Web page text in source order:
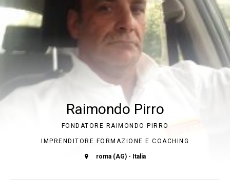
Raimondo Pirro
FONDATORE RAIMONDO PIRRO
IMPRENDITORE FORMAZIONE E COACHING
roma (AG) - Italia